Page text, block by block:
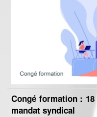
Congé formation :
mandat syndical